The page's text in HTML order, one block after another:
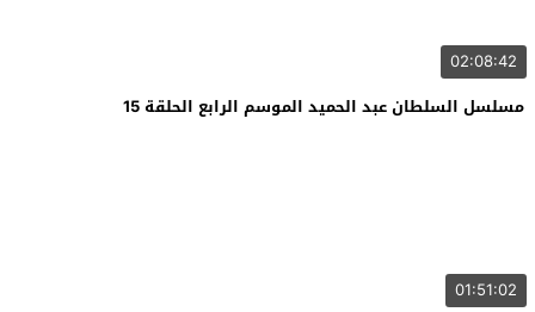
02:08:42
مسلسل السلطان عبد الحميد الموسم الرابع الحلقة 15
01:51:02